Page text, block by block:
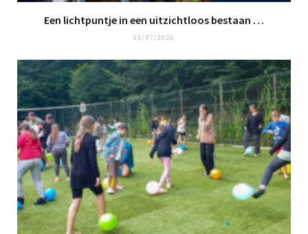
Een lichtpuntje in een uitzichtloos bestaan …
01/07/2026